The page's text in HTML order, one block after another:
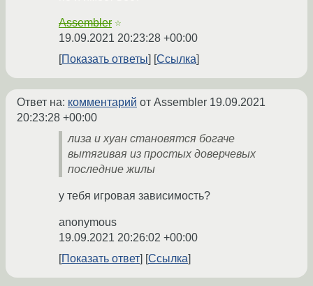
Assembler ☆
19.09.2021 20:23:28 +00:00
Показать ответы
Ссылка
Ответ на: комментарий от Assembler 19.09.2021
20:23:28 +00:00
лиза и хуан становятся богаче
вытягивая из простых доверчевых
последние жилы
у тебя игровая зависимость?
anonymous
19.09.2021 20:26:02 +00:00
Показать ответ
Ссылка